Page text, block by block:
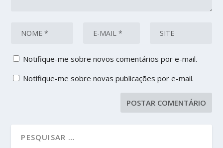
Notifique-me sobre novos comentários por e-mail.
Notifique-me sobre novas publicações por e-mail.